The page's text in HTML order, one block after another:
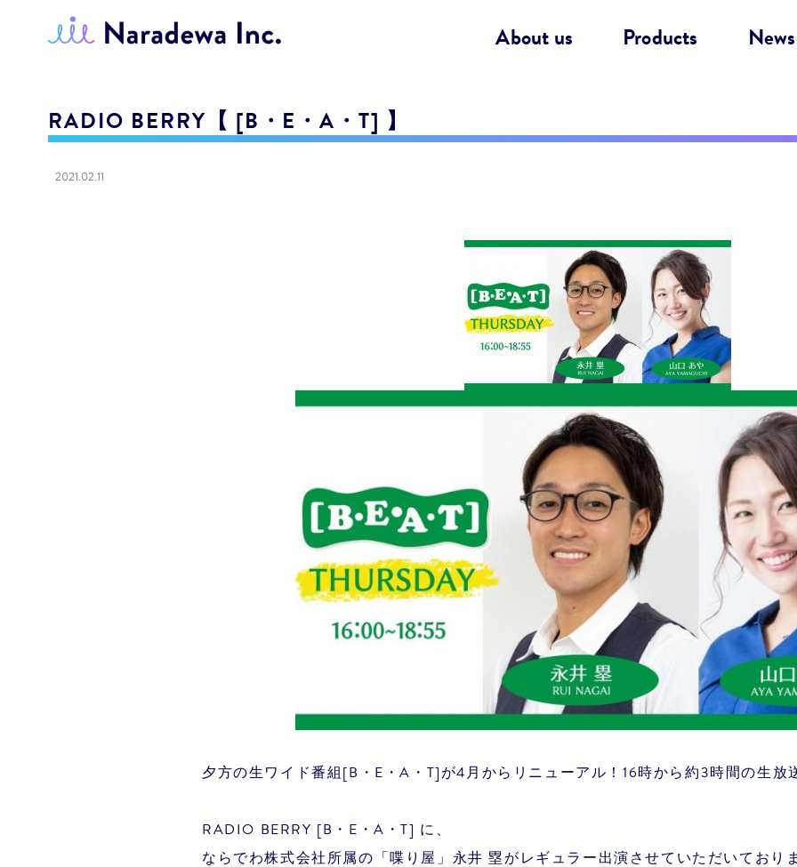
About us Products News
RADIO BERRY【 [B・E・A・T] 】
2021.02.11
夕方の生ワイド番組[B・E・A・T]が4月からリニューアル！16時から約3時間の生放
RADIO BERRY [B・E・A・T] に、
ならでわ株式会社所属の「喋り屋」永井 塁がレギュラー出演させていただいており